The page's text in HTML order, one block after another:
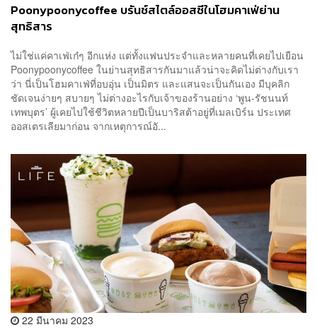
Poonypoonycoffee บรันช์สไตล์ออสซีในโฮมคาเฟ่ย่าน
สุทธิสาร
ไม่ใช่แค่คาเฟ่เก๋ๆ อีกแห่ง แต่ทั้งแฟนประจำและหลายคนที่เคยไปเยือน
Poonypoonycoffee ในย่านสุทธิสารกันมาแล้วน่าจะคิดไม่ต่างกับเรา
ว่า นี่เป็นโฮมคาเฟ่ที่อบอุ่น เป็นมิตร และแสนจะเป็นกันเอง มีบุคลิก
ชัดเจนง่ายๆ สบายๆ ไม่ต่างอะไรกับเจ้าของร้านอย่าง ‘พูน-รัชนนท์
เทพบุตร’ ผู้เคยไปใช้ชีวิตหลายปีเป็นบาริสต้าอยู่ที่เมลเบิร์น ประเทศ
ออสเตรเลียมาก่อน จากเหตุการณ์อั...
22 มีนาคม 2023